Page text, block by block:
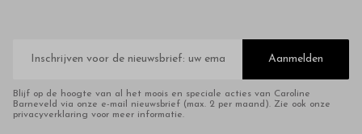
mailadres
Aanmelden
Blijf op de hoogte van al het moois en speciale acties van Caroline
Barneveld via onze e-mail nieuwsbrief (max. 2 per maand). Zie ook onze
privacyverklaring voor meer informatie.